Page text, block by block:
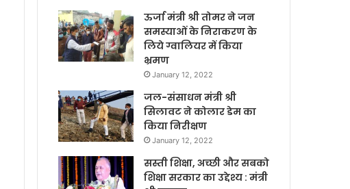
ऊर्जा मंत्री श्री तोमर ने जन
समस्याओं के निराकरण के
लिये ग्वालियर में किया
भ्रमण
January 12, 2022
जल-संसाधन मंत्री श्री
सिलावट ने कोलार डेम का
किया निरीक्षण
January 12, 2022
सस्ती शिक्षा, अच्छी और सबको
शिक्षा सरकार का उद्देश्य : मंत्री